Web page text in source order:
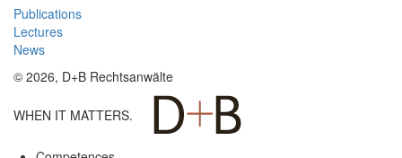
Publications
Lectures
News
© 2026, D+B Rechtsanwälte
WHEN IT MATTERS.